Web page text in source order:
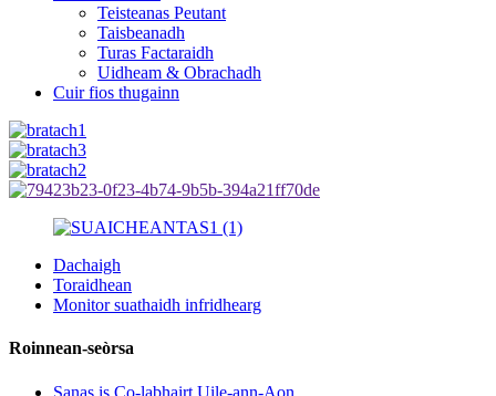
Teisteanas Peutant
Taisbeanadh
Turas Factaraidh
Uidheam & Obrachadh
Cuir fios thugainn
Dachaigh
Toraidhean
Monitor suathaidh infridhearg
Roinnean-seòrsa
Sanas is Co-labhairt Uile-ann-Aon